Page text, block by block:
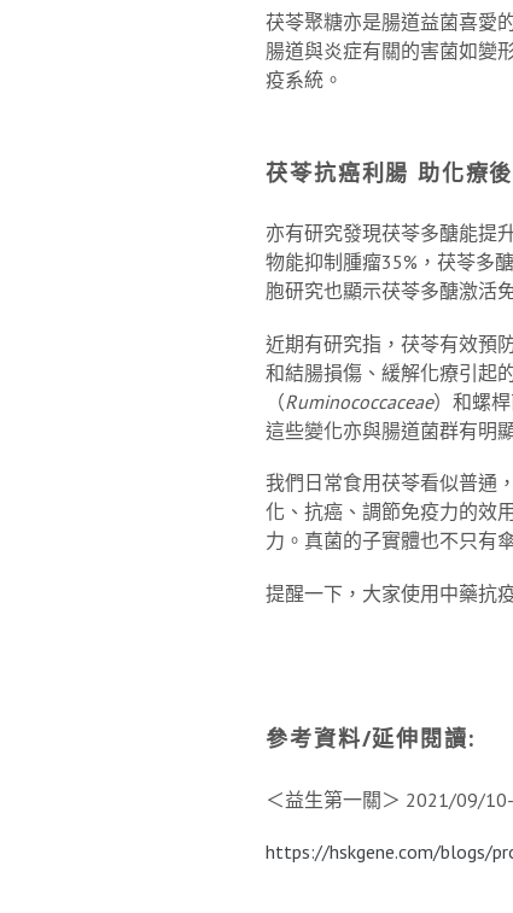
茯苓聚糖亦是腸道益菌喜愛
腸道與炎症有關的害菌如變
疫系統。
茯苓抗癌利腸 助化療
亦有研究發現茯苓多醣能提
物能抑制腫瘤35%，茯苓多
胞研究也顯示茯苓多醣激活
近期有研究指，茯苓有效預
和結腸損傷、緩解化療引起
（Ruminococcaceae）和螺
這些變化亦與腸道菌群有明
我們日常食用茯苓看似普通
化、抗癌、調節免疫力的效
力。真菌的子實體也不只有
提醒一下，大家使用中藥抗
參考資料/延伸閱讀:
＜益生第一關＞ 2021/09/
https://hskgene.com/blogs/